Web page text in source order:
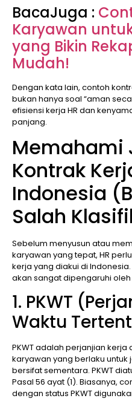
BacaJuga :
Karyawan
yang Bikin
Mudah!
Dengan kata lain, contoh
bukan hanya soal “aman
efisiensi kerja HR dan
panjang.
Memahami
Kontrak
Indonesia
Salah
Sebelum menyusun atau
karyawan yang tepat, HR
kerja yang diakui di
akan sangat dipengaruhi
1. PKWT
Waktu
PKWT adalah perjanjian
karyawan yang berlaku untuk
bersifat sementara. PKWT
Pasal 56 ayat (1). Biasanya,
dengan status PKWT